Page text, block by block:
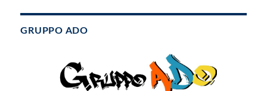
GRUPPO ADO